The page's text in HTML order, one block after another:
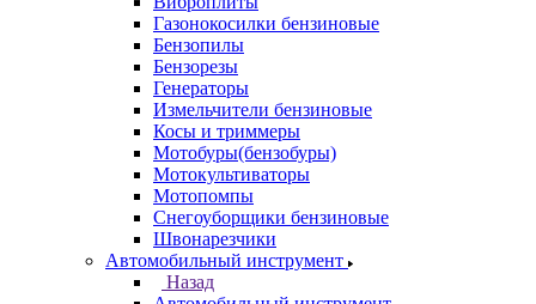
Газонокосилки бензиновые
Бензопилы
Бензорезы
Генераторы
Измельчители бензиновые
Косы и триммеры
Мотобуры(бензобуры)
Мотокультиваторы
Мотопомпы
Снегоуборщики бензиновые
Швонарезчики
Автомобильный инструмент
Назад